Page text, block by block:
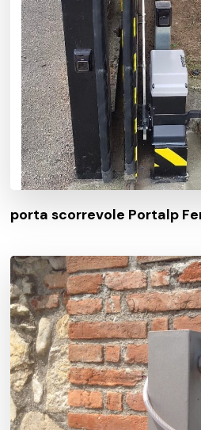
porta scorrevole Portalp